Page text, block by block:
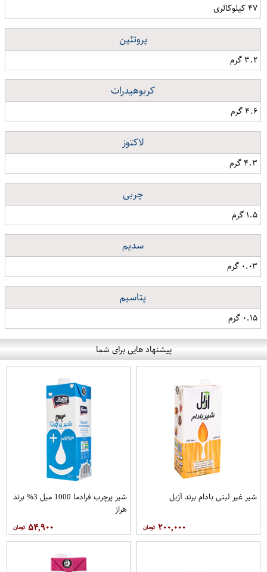
۴۷ کیلوکالری
پروتئین
۳.۲ گرم
کربوهیدرات
۴.۶ گرم
لاکتوز
۴.۳ گرم
چربی
۱.۵ گرم
سدیم
۰.۰۳ گرم
پتاسیم
۰.۱۵ گرم
پیشنهاد هایی برای شما
شیر غیر لبنی بادام برند آژیل
۲۰۰,۰۰۰
شیر پرچرب فرادما 1000 میل 3% برند
هراز
۵۴,۹۰۰